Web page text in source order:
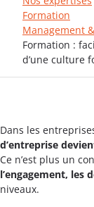
Formation
Management
Formation :
d’une culture
Dans les
d’entreprise
Ce n’est plus un
l’engagement, les
niveaux.